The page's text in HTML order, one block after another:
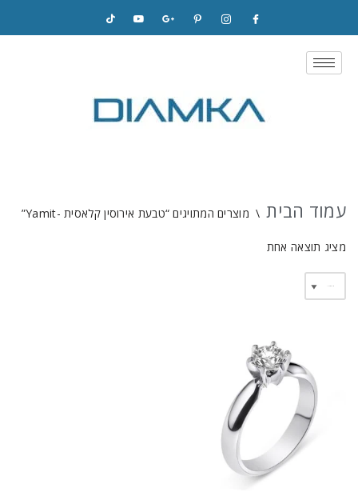
Skip
to
עמוד הבית \ מוצרים המתויגים “טבעת אירוסין קלאסית -Yamit”
מציג תוצאה אחת